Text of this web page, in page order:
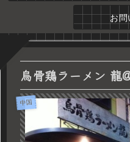
お問
烏骨鶏ラーメン 龍
中国